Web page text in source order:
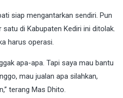
siap mengantarkan sendiri. Pun
di Kabupaten Kediri ini ditolak.
harus operasi.
apa-apa. Tapi saya mau bantu
mau jualan apa silahkan,
terang Mas Dhito.